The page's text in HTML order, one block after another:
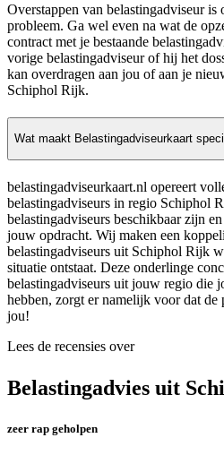
Overstappen van belastingadviseur is
probleem. Ga wel even na wat de
contract met je bestaande
vorige belastingadviseur of hij het
kan overdragen aan jou of aan je
Schiphol Rijk.
Wat maakt Belastingadviseurkaart
belastingadviseurkaart.nl opereert
belastingadviseurs in regio Schiphol
belastingadviseurs beschikbaar zijn
jouw opdracht. Wij maken een
belastingadviseurs uit Schiphol Rijk
situatie ontstaat. Deze onderlinge
belastingadviseurs uit jouw regio die
hebben, zorgt er namelijk voor dat
jou!
Lees de recensies over
Belastingadvies uit
zeer rap geholpen